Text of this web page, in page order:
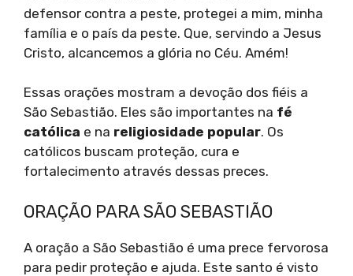
defensor contra a peste, protegei a mim, minha
família e o país da peste. Que, servindo a Jesus
Cristo, alcancemos a glória no Céu. Amém!
Essas orações mostram a devoção dos fiéis a
São Sebastião. Eles são importantes na fé
católica e na religiosidade popular. Os
católicos buscam proteção, cura e
fortalecimento através dessas preces.
ORAÇÃO PARA SÃO SEBASTIÃO
A oração a São Sebastião é uma prece fervorosa
para pedir proteção e ajuda. Este santo é visto